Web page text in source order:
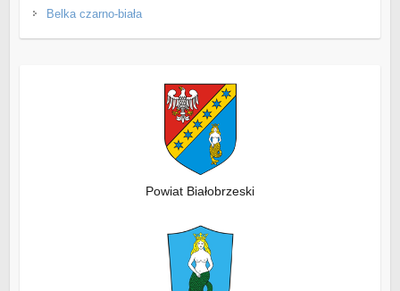
Belka czarno-biała
Powiat Białobrzeski